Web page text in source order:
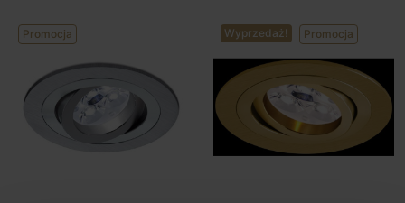
Promocja Wyprzedaż! Promocja